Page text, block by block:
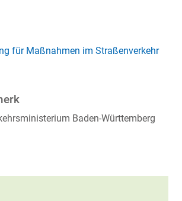
für Maßnahmen im Straßenverkehr
Baden-Württemberg